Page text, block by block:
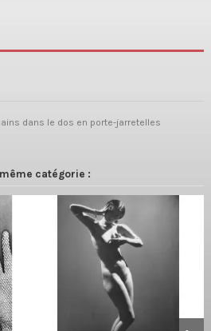
dans le dos en porte-jarretelles
catégorie :